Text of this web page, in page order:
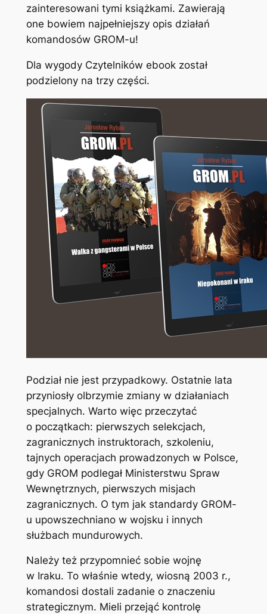
zainteresowani tymi książkami. Zawierają
one bowiem najpełniejszy opis działań
komandosów GROM-u!
Dla wygody Czytelników ebook został
podzielony na trzy części.
Podział nie jest przypadkowy. Ostatnie lata
przyniosły olbrzymie zmiany w działaniach
specjalnych. Warto więc przeczytać
o początkach: pierwszych selekcjach,
zagranicznych instruktorach, szkoleniu,
tajnych operacjach prowadzonych w Polsce,
gdy GROM podlegał Ministerstwu Spraw
Wewnętrznych, pierwszych misjach
zagranicznych. O tym jak standardy GROM-
u upowszechniano w wojsku i innych
służbach mundurowych.
Należy też przypomnieć sobie wojnę
w Iraku. To właśnie wtedy, wiosną 2003 r.,
komandosi dostali zadanie o znaczeniu
strategicznym. Mieli przejąć kontrolę